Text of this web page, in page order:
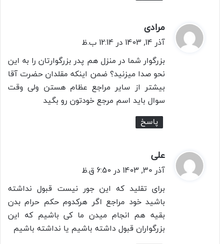
مرادی
ف
:
آذر 14, 1403 در 12:14 ب.ظ
بزرگوار شما در منزل هم پدر بزرگوارتان را به این
نحو صدا میزنید؟ ضمن اینکه مقلدان حضرت آقا
بیشتر از سایر مراجع عظام هستن ولی وقت
سوال باید اسم مرجع خودتون رو بگید
پاسخ
علی
ف آذر 30, 1403 در 6:50 ق.ظ
برای تقلید که این جور نیست قبول نداشته
باشید خود مراجع اگر هرکدوم حکم حرام بدن
بقیه هم انجام میدن ما کی باشیم که این
بزرگواران قبول داشته باشیم یا نداشته باشیم